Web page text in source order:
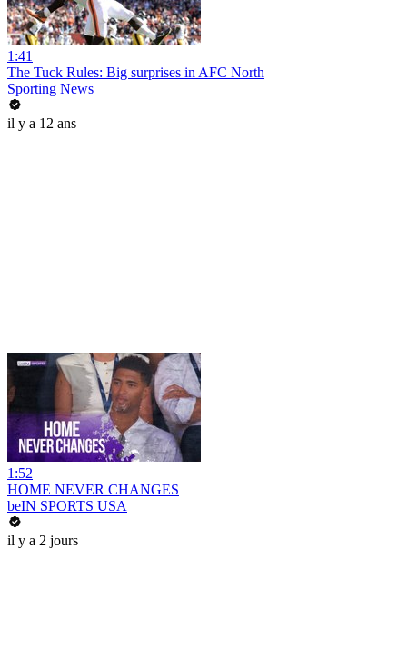
1:41
The Tuck Rules: Big surprises in AFC North
Sporting News
il y a 12 ans
1:52
HOME NEVER CHANGES
beIN SPORTS USA
il y a 2 jours